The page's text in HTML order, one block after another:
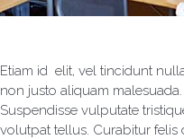
Etiam id elit, vel tincidunt
non justo aliquam
Suspendisse vulputate
volutpat tellus. Curabitur felis